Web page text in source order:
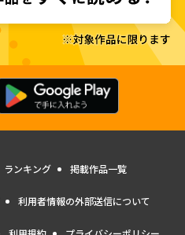
ランキング 掲載作品一覧
利用者情報の外部送信について